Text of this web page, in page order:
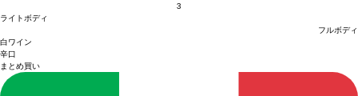
3
ライトボディ
フルボディ
白ワイン
辛口
まとめ買い